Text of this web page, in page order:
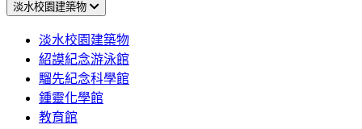
淡水校園建築物
淡水校園建築物
紹謨紀念游泳館
騮先紀念科學館
鍾靈化學館
教育館